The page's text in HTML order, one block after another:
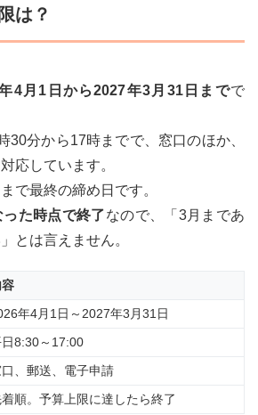
は？
4月1日から2027年3月31日までで
30分から17時までで、窓口のほか、
応しています。
で最終の締め日です。
た時点で終了なので、「3月まであ
とは言えません。
年4月1日～2027年3月31日
8:30～17:00
口、郵送、電子申請
順。予算上限に達したら終了